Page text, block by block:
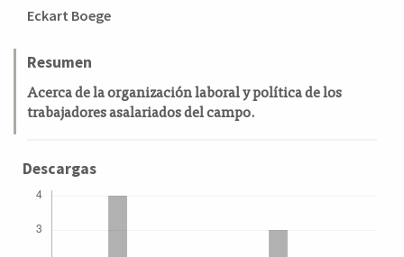
Contenido
del
artículo
Eckart Boege
Resumen
Acerca de la organización laboral y política de los
trabajadores asalariados del campo.
Descargas